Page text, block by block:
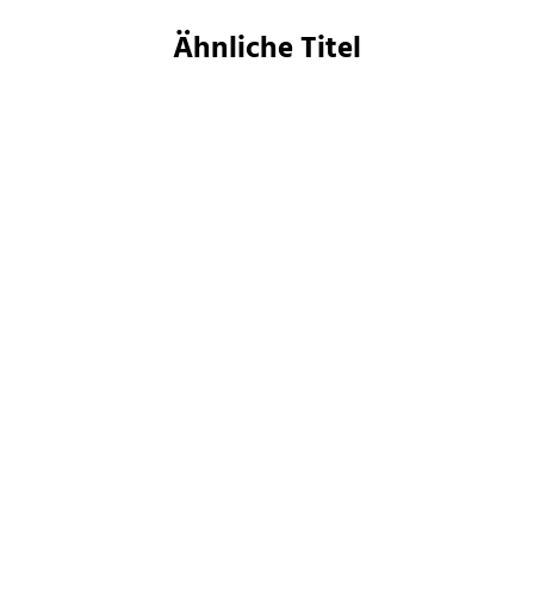
Ähnliche Titel